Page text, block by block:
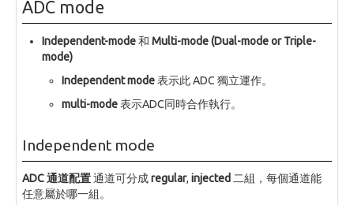
ADC mode
Independent-mode和 Multi-mode (Dual-mode or Triple-
mode)
Independent mode表示此 ADC 獨立運作。
multi-mode表示ADC同時合作執行。
Independent mode
ADC 通道配置通道可分成regular, injected 二組，每個通道能
任意屬於哪一組。